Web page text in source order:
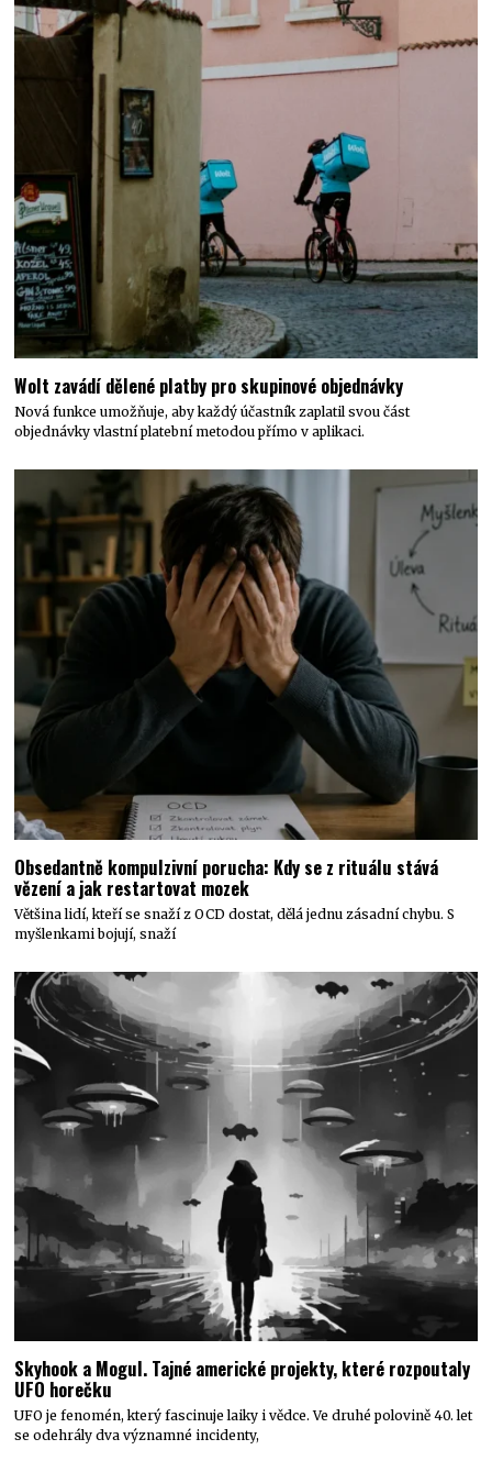
Wolt zavádí dělené platby pro skupinové objednávky
Nová funkce umožňuje, aby každý účastník zaplatil svou část
objednávky vlastní platební metodou přímo v aplikaci.
Obsedantně kompulzivní porucha: Kdy se z rituálu stává
vězení a jak restartovat mozek
Většina lidí, kteří se snaží z OCD dostat, dělá jednu zásadní chybu. S
myšlenkami bojují, snaží
Skyhook a Mogul. Tajné americké projekty, které rozpoutaly
UFO horečku
UFO je fenomén, který fascinuje laiky i vědce. Ve druhé polovině 40. let
se odehrály dva významné incidenty,